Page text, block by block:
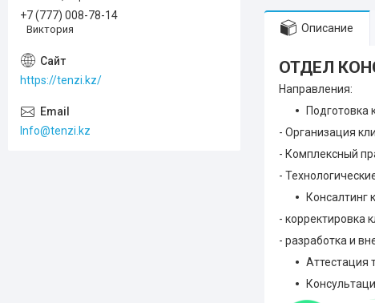
Описание
ОТДЕЛ
Направления:
Подготовка
- Организация
- Комплексный
-
Консалтинг
- корректировка
- разработка и
Аттестация
+7 (777) 008-78-14
Виктория
https://tenzi.kz/
Info@tenzi.kz